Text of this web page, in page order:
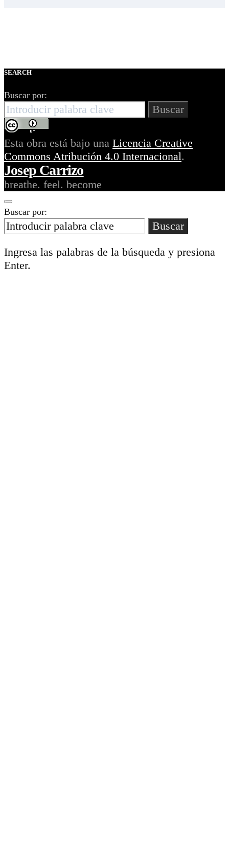
SEARCH
Buscar por:
Buscar
Esta obra está bajo una Licencia Creative
Commons Atribución 4.0 Internacional.
Josep Carrizo
breathe. feel. become
Buscar por:
Buscar
Ingresa las palabras de la búsqueda y presiona
Enter.